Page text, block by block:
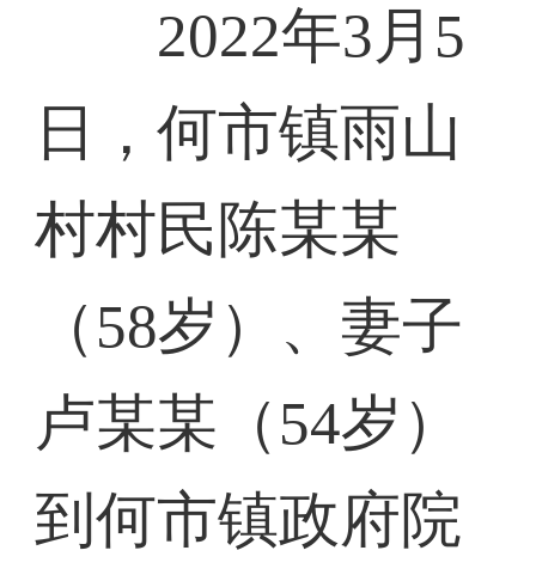
2022年3月5
日，何市镇雨山
村村民陈某某
（58岁）、妻子
卢某某（54岁）
到何市镇政府院